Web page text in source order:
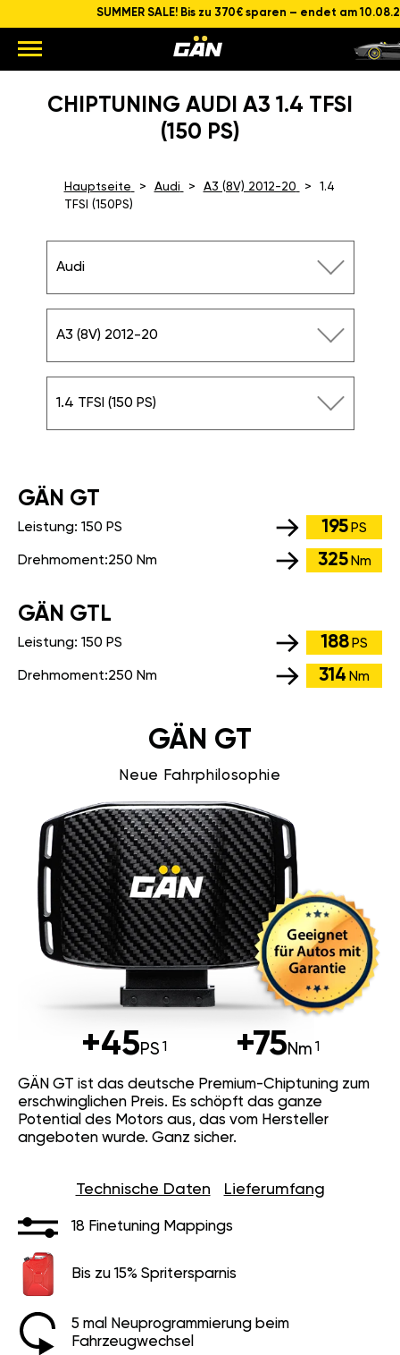
SUMMER SALE! Bis zu 370€ sparen – endet am
CHIPTUNING AUDI A3 1.4 TFSI
(150 PS)
Hauptseite Audi A3 (8V) 2012-20
1.4
TFSI (150PS)
Audi
A3 (8V) 2012-20
1.4 TFSI (150 PS)
GÄN GT
Leistung: 150 PS 195 PS
Drehmoment:250 Nm 325 Nm
GÄN GTL
Leistung: 150 PS 188 PS
Drehmoment:250 Nm 314 Nm
GÄN GT
Neue Fahrphilosophie
+45PS +75Nm
GÄN GT ist das deutsche Premium-Chiptuning zum
erschwinglichen Preis. Es schöpft das ganze
Potential des Motors aus, das vom Hersteller
angeboten wurde. Ganz sicher.
Technische Daten Lieferumfang
18 Finetuning Mappings
Bis zu 15% Spritersparnis
5 mal Neuprogrammierung beim
Fahrzeugwechsel